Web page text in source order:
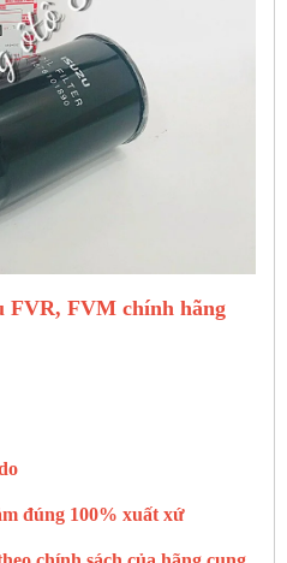
FVR, FVM chính hãng
đúng 100% xuất xứ